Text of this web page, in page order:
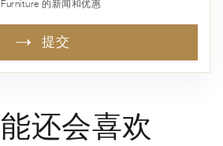
的新闻和优惠
提交
还会喜欢